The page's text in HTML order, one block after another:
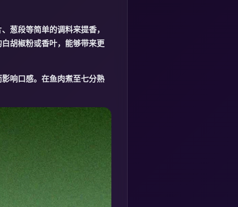
葱段等简单的调料来提香，
胡椒粉或香叶，能够带来更
响口感。在鱼肉煮至七分熟